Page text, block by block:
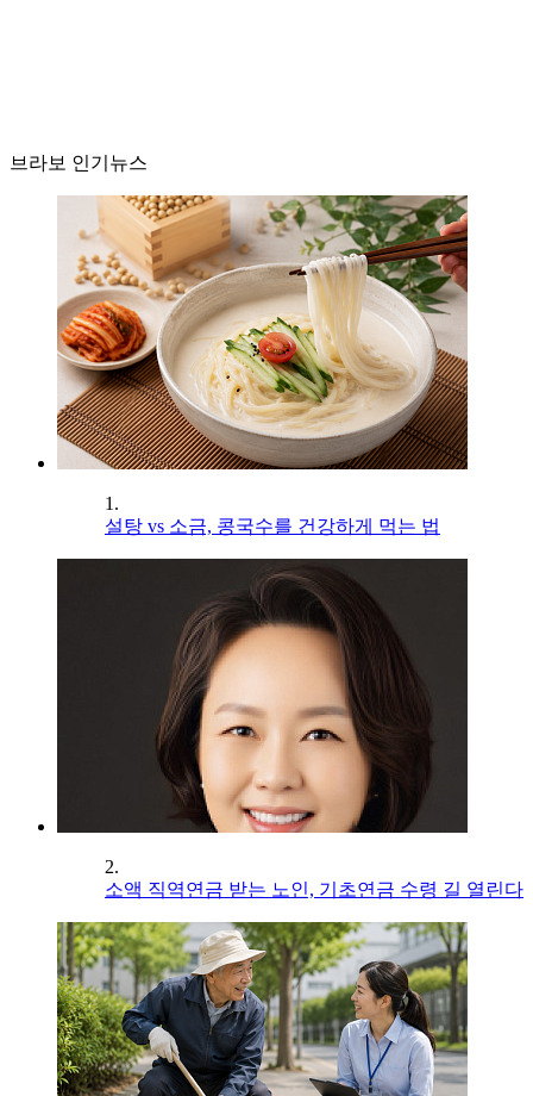
브라보 인기뉴스
1.
설탕 vs 소금, 콩국수를 건강하게 먹는 법
2.
소액 직역연금 받는 노인, 기초연금 수령 길 열린다